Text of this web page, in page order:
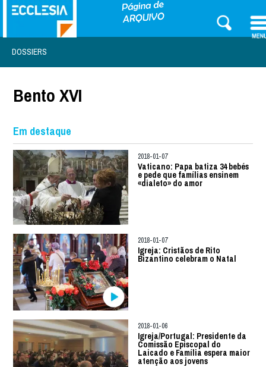
DOSSIERS
Bento XVI
Em destaque
2018-01-07
Vaticano: Papa batiza 34 bebés
e pede que famílias ensinem
«dialeto» do amor
2018-01-07
Igreja: Cristãos de Rito
Bizantino celebram o Natal
2018-01-06
Igreja/Portugal: Presidente da
Comissão Episcopal do
Laicado e Família espera maior
atenção aos jovens